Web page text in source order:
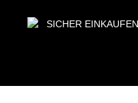
SICHER EINKAUFEN